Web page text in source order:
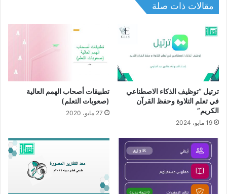
مقالات ذات صلة
ترتيل “توظيف الذكاء الاصطناعي
في تعلم التلاوة وحفظ القرآن
الكريم”
19 مايو، 2024
تطبيقات أصحاب الهمم العالية
(صعوبات التعلم)
27 مايو، 2020